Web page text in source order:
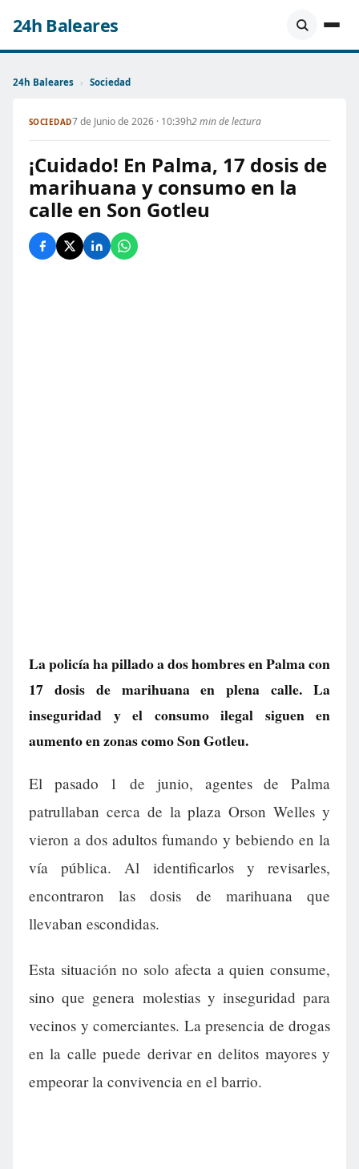
24h Baleares
24h Baleares › Sociedad
SOCIEDAD7 de Junio de 2026 · 10:39h2 min de lectura
¡Cuidado! En Palma, 17 dosis de
marihuana y consumo en la
calle en Son Gotleu
La policía ha pillado a dos hombres en Palma con
17 dosis de marihuana en plena calle. La
inseguridad y el consumo ilegal siguen en
aumento en zonas como Son Gotleu.
El pasado 1 de junio, agentes de Palma
patrullaban cerca de la plaza Orson Welles y
vieron a dos adultos fumando y bebiendo en la
vía pública. Al identificarlos y revisarles,
encontraron las dosis de marihuana que
llevaban escondidas.
Esta situación no solo afecta a quien consume,
sino que genera molestias y inseguridad para
vecinos y comerciantes. La presencia de drogas
en la calle puede derivar en delitos mayores y
empeorar la convivencia en el barrio.